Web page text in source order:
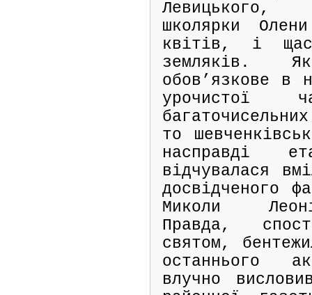
школярки
квітів, і
земляків.
обов’язкове в
урочистої
то
насправді
відчувалася
досвідченого
Миколи
Правда,
святом,
останнього
влучно